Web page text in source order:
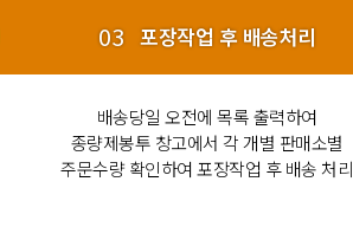
포장작업 후 배송처리
배송당일 오전에 목록 출력하여
종량제봉투 창고에서 각 개별 판매소별
주문수량 확인하여 포장작업 후 배송 처리